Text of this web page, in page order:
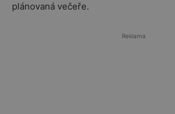
plánovaná večeře.
Reklama